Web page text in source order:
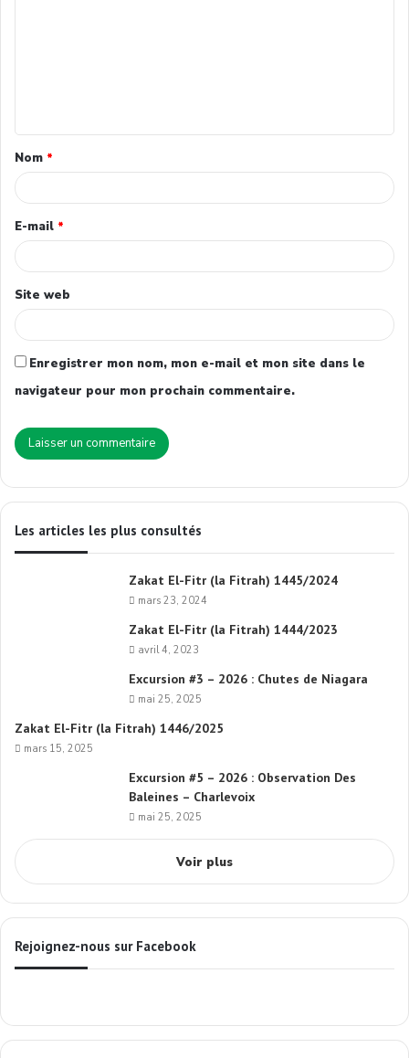
Nom *
E-mail *
Site web
Enregistrer mon nom, mon e-mail et mon site dans le
navigateur pour mon prochain commentaire.
Les articles les plus consultés
Zakat El-Fitr (la Fitrah) 1445/2024
mars 23, 2024
Zakat El-Fitr (la Fitrah) 1444/2023
avril 4, 2023
Excursion #3 – 2026 : Chutes de Niagara
mai 25, 2025
Zakat El-Fitr (la Fitrah) 1446/2025
mars 15, 2025
Excursion #5 – 2026 : Observation Des
Baleines – Charlevoix
mai 25, 2025
Voir plus
Rejoignez-nous sur Facebook